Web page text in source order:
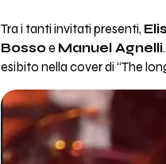
Tra i tanti invitati presenti,
Bossoe Manuel Agnelli
esibito nella cover di “The